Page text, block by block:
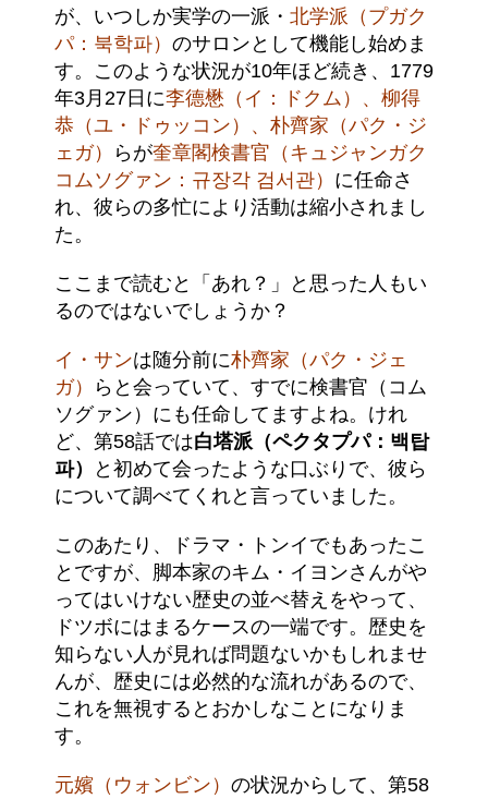
が、いつしか実学の一派・ 北学派（プガク
パ：북학파） のサロンとして機能し始めま
す。このような状況が10年ほど続き、1779
年3月27日に李德懋（イ：ドクム）、柳得
恭（ユ・ドゥッコン）、朴齊家（パク・ジ
ェガ）
らが奎章閣検書官（キュジャンガク
コムソグァン：규장각 검서관） に任命さ
れ、彼らの多忙により活動は縮小されまし
た。
ここまで読むと「あれ？」と思った人もい
るのではないでしょうか？
イ・サンは随分前に朴齊家（パク・ジェ
ガ）
らと会っていて、すでに検書官（コム
ソグァン）にも任命してますよね。けれ
ど、第58話では白塔派（ペクタプパ：백탑
파）
と初めて会ったような口ぶりで、彼ら
について調べてくれと言っていました。
このあたり、ドラマ・トンイでもあったこ
とですが、脚本家のキム・イヨンさんがや
ってはいけない歴史の並べ替えをやって、
ドツボにはまるケースの一端です。歴史を
知らない人が見れば問題ないかもしれませ
んが、歴史には必然的な流れがあるので、
これを無視するとおかしなことになりま
す。
元嬪（ウォンビン） の状況からして、第58